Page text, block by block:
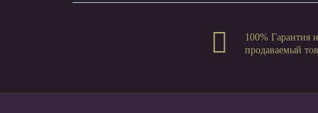
100% Гарантия
продаваемый